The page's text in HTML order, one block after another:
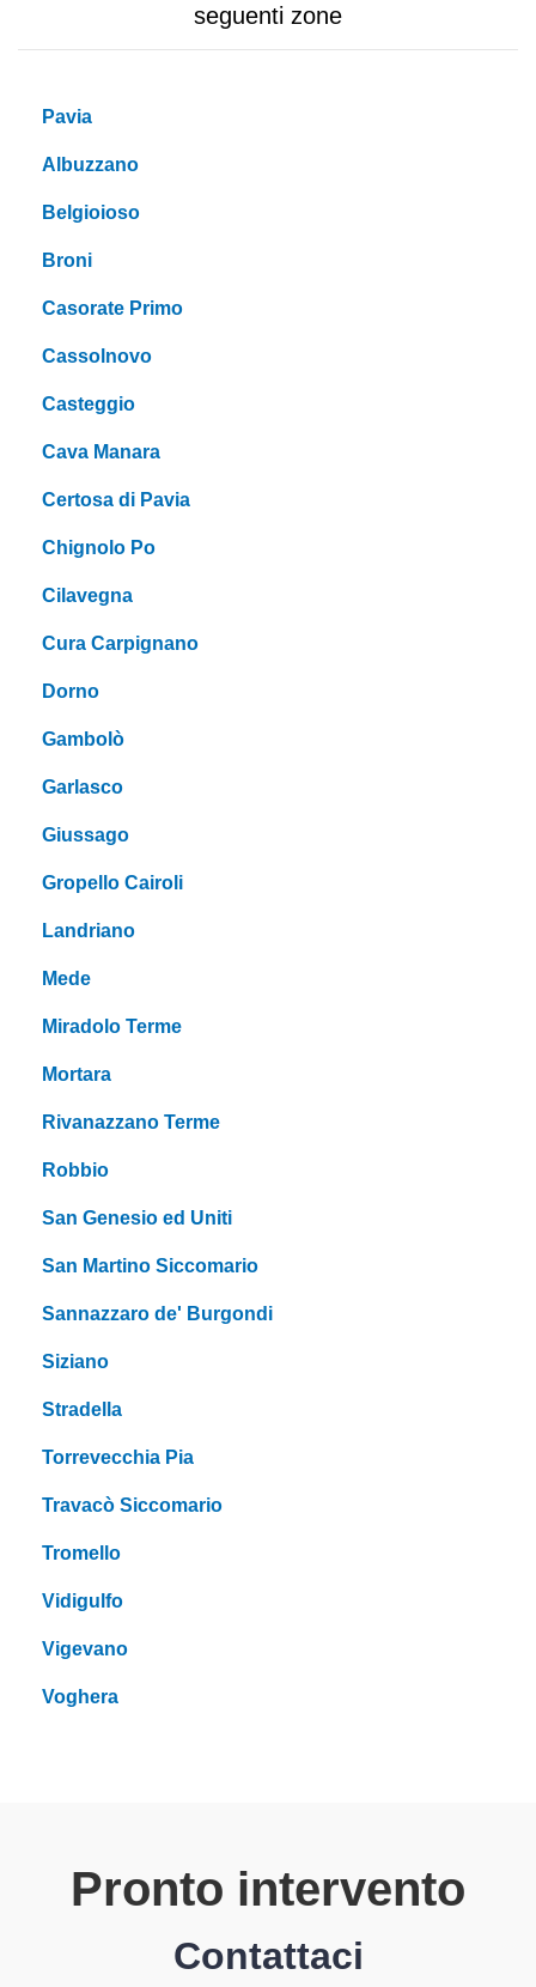
seguenti zone
Pavia
Albuzzano
Belgioioso
Broni
Casorate Primo
Cassolnovo
Casteggio
Cava Manara
Certosa di Pavia
Chignolo Po
Cilavegna
Cura Carpignano
Dorno
Gambolò
Garlasco
Giussago
Gropello Cairoli
Landriano
Mede
Miradolo Terme
Mortara
Rivanazzano Terme
Robbio
San Genesio ed Uniti
San Martino Siccomario
Sannazzaro de' Burgondi
Siziano
Stradella
Torrevecchia Pia
Travacò Siccomario
Tromello
Vidigulfo
Vigevano
Voghera
Pronto intervento
Contattaci